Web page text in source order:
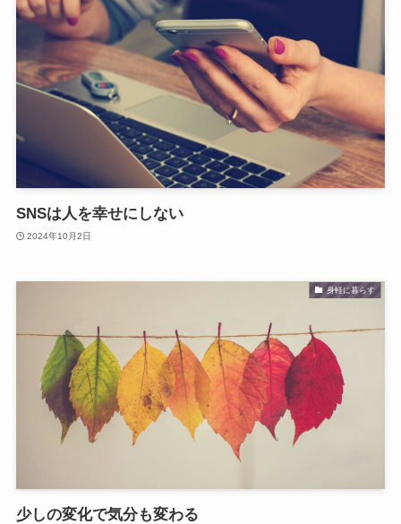
SNSは人を幸せにしない
2024年10月2日
身軽に暮らす
少しの変化で気分も変わる